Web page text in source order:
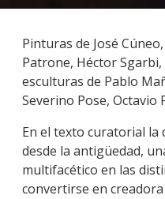
Facebook
WhatsApp
Email
Pinturas de José
Patrone, Héctor
esculturas de Pablo
Severino Pose, Octavio
En el texto curatorial la
desde la antigüedad,
multifacético en las
convertirse en